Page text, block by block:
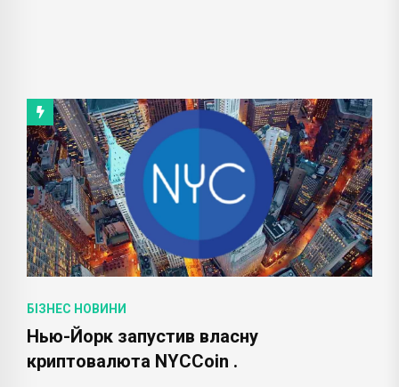
БІЗНЕС НОВИНИ
Нью-Йорк запустив власну
криптовалюта NYCCoin .